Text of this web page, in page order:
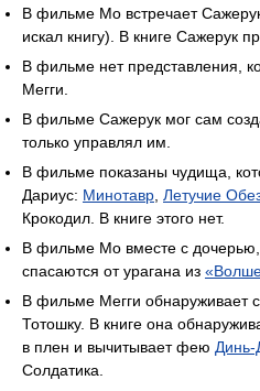
В фильме Мо встречает
искал книгу). В книге Сажерук
В фильме нет представления,
Мегги.
В фильме Сажерук мог сам
только управлял им.
В фильме показаны чудища,
Дариус: Минотавр Летучие
Крокодил. В книге этого нет.
В фильме Мо вместе с
спасаются от урагана из
В фильме Мегги обнаруживает
Тотошку. В книге она
в плен и вычитывает фею Динь-
Солдатика.